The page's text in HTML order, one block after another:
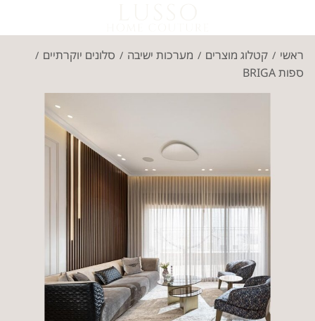
ראשי / קטלוג מוצרים / מערכות ישיבה / סלונים יוקרתיים /
ספות BRIGA